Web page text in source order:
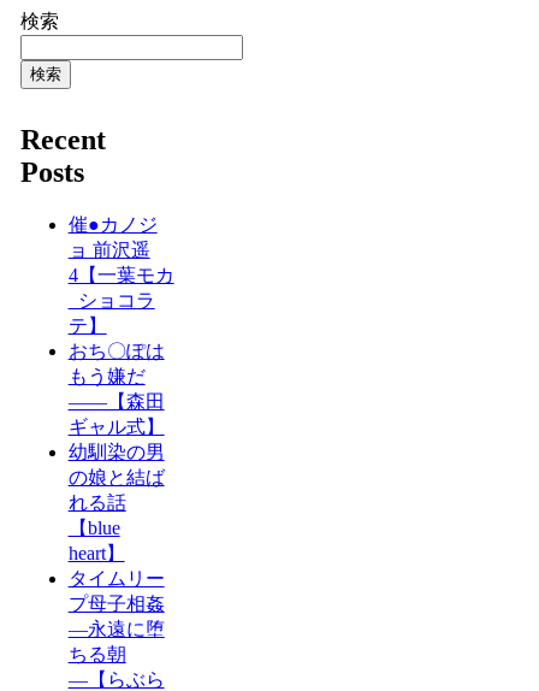
検索
検索
Recent
Posts
催●カノジ
ョ 前沢遥
4【一葉モカ
_ショコラ
テ】
おち〇ぽは
もう嫌だ
――【森田
ギャル式】
幼馴染の男
の娘と結ば
れる話
【blue
heart】
タイムリー
プ母子相姦
―永遠に堕
ちる朝
―【らぶら